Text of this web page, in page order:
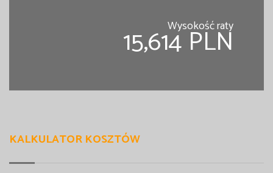
Wysokość raty
15,614 PLN
KALKULATOR KOSZTÓW